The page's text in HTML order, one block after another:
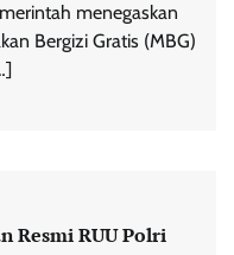
menegaskan
Bergizi Gratis (MBG)
Resmi RUU Polri